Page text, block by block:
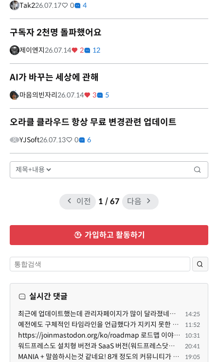
Tak226.07.17 0 4
구독자 2천명 돌파했어요
제이엔지26.07.14 2 12
AI가 바꾸는 세상에 관해
마음의빈자리26.07.14 3 5
오라클 클라우드 항상 무료 변경관련 업데이트
YJSoft26.07.13 0 6
이전 1 / 67 다음
가입하고 활동하기
실시간 댓글
최근에 업데이트했는데 관리자페이지가 많이 달라졌네요 여기서 모듈 설치하려고 하니 php 8.4.14버전이라 8... 14:25
예전에도 구체적인 타임라인을 언급했다가 지키지 못한 것에 죄송한 마음이 있다 보니 (코어 개발/운영 자체... 11:52
https://joinmastodon.org/ko/roadmap 로드맵 이야기가 나온김에 적자면 공홈에 대략적인 로드맵이 공개되어... 10:31
워드프레스도 설치형 버전과 SaaS 버전(워드프레스닷컴)은 다른 점이 많습니다. SaaS로 제공한다면 GPL 라이... 20:41
MANIA + 말씀하시는것 같네요! 8개 정도의 커뮤니티가 저 MANIA+ 기반으로 구축된거로 알고 있습니다. SaaS ... 19:05